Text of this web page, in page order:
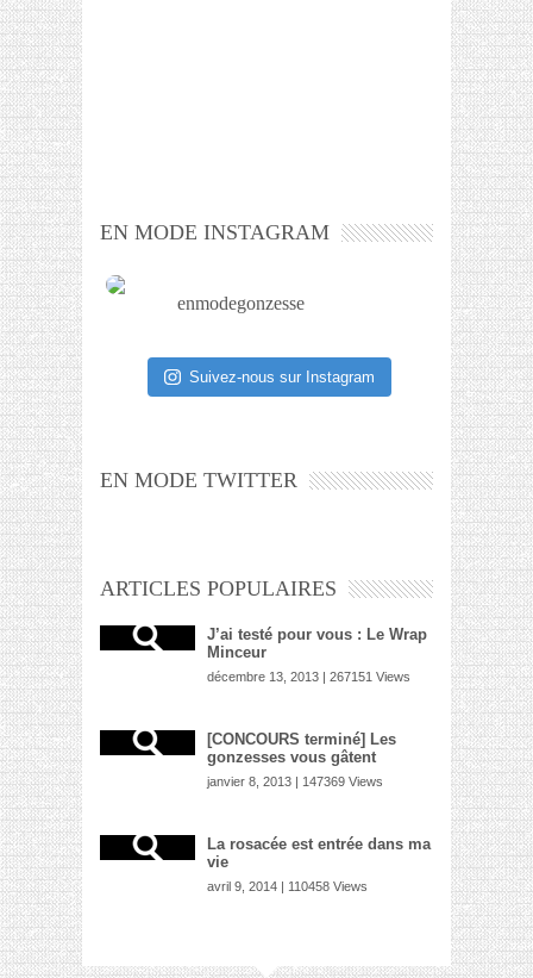
EN MODE INSTAGRAM
enmodegonzesse
Suivez-nous sur Instagram
EN MODE TWITTER
ARTICLES POPULAIRES
J’ai testé pour vous : Le Wrap
Minceur
décembre 13, 2013 | 267151 Views
[CONCOURS terminé] Les
gonzesses vous gâtent
janvier 8, 2013 | 147369 Views
La rosacée est entrée dans ma
vie
avril 9, 2014 | 110458 Views